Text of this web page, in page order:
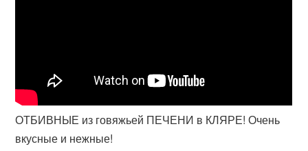
ОТБИВНЫЕ из говяжьей ПЕЧЕНИ в КЛЯРЕ! Очень
вкусные и нежные!